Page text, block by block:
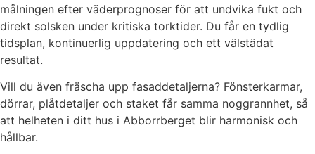
målningen efter väderprognoser för att undvika fukt och
direkt solsken under kritiska torktider. Du får en tydlig
tidsplan, kontinuerlig uppdatering och ett välstädat
resultat.
Vill du även fräscha upp fasaddetaljerna? Fönsterkarmar,
dörrar, plåtdetaljer och staket får samma noggrannhet, så
att helheten i ditt hus i Abborrberget blir harmonisk och
hållbar.